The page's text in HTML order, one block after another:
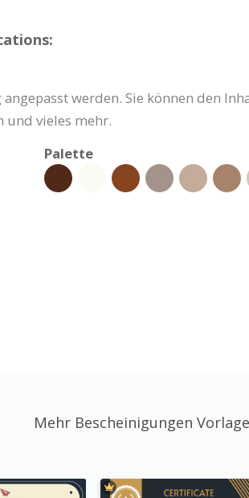
werden. Sie können den
und vieles mehr.
Palette
Mehr Bescheinigungen